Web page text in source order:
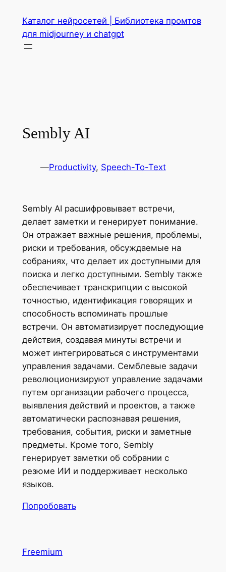
содержимому
Каталог нейросетей | Библиотека промтов
для midjourney и chatgpt
Sembly AI
—Productivity, Speech-To-Text
Sembly AI расшифровывает встречи,
делает заметки и генерирует понимание.
Он отражает важные решения, проблемы,
риски и требования, обсуждаемые на
собраниях, что делает их доступными для
поиска и легко доступными. Sembly также
обеспечивает транскрипции с высокой
точностью, идентификация говорящих и
способность вспоминать прошлые
встречи. Он автоматизирует последующие
действия, создавая минуты встречи и
может интегрироваться с инструментами
управления задачами. Семблевые задачи
революционизируют управление задачами
путем организации рабочего процесса,
выявления действий и проектов, а также
автоматически распознавая решения,
требования, события, риски и заметные
предметы. Кроме того, Sembly
генерирует заметки об собрании с
резюме ИИ и поддерживает несколько
языков.
Попробовать
Freemium